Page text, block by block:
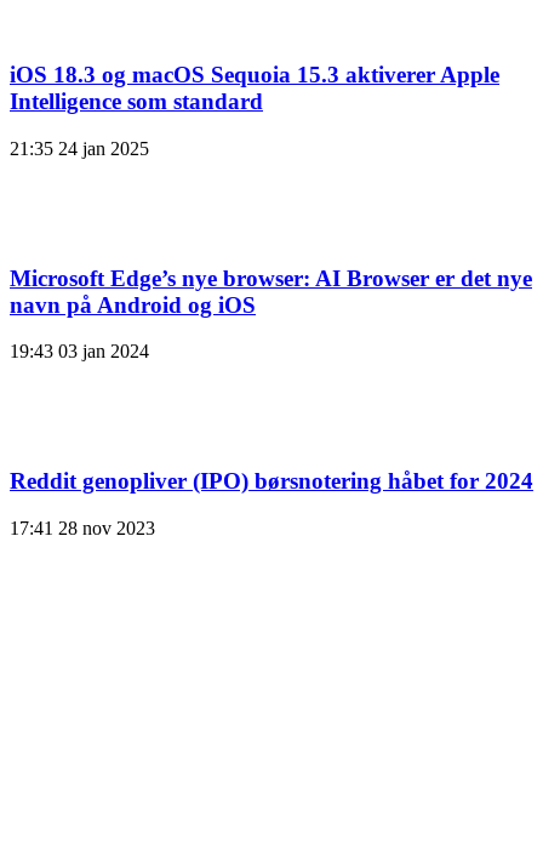
iOS 18.3 og macOS Sequoia 15.3 aktiverer Apple
Intelligence som standard
21:35 24 jan 2025
Microsoft Edge’s nye browser: AI Browser er det nye
navn på Android og iOS
19:43 03 jan 2024
Reddit genopliver (IPO) børsnotering håbet for 2024
17:41 28 nov 2023